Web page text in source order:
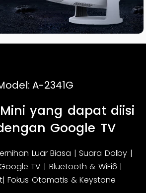
A-2341G
yang dapat diisi
Google TV
Luar Biasa | Suara Dolby |
TV | Bluetooth & WiFi6 |
Fokus Otomatis & Keystone